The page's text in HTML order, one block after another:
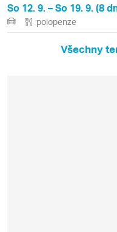
So 12. 9. – So 19. 9. (8
polopenze
Všechny